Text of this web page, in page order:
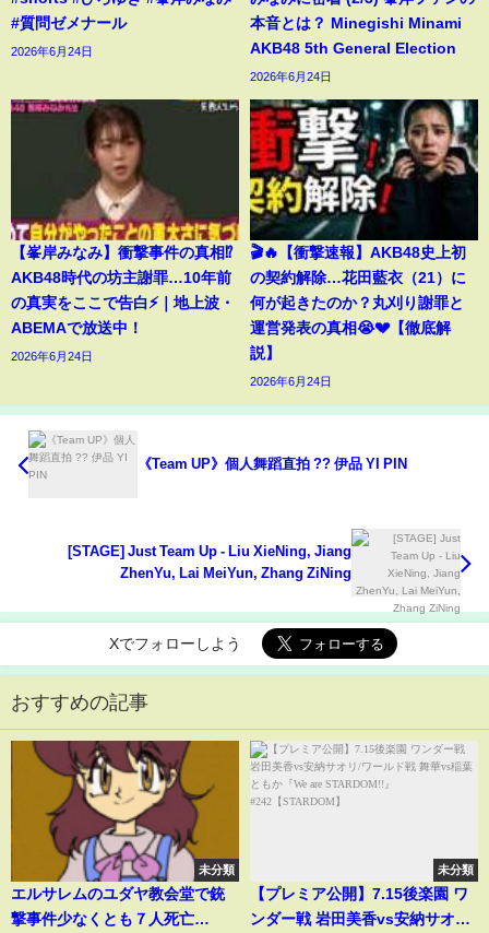
#質問ゼメナール
2026年6月24日
本音とは？ Minegishi Minami
AKB48 5th General Election
2026年6月24日
【峯岸みなみ】衝撃事件の真相⁉️
AKB48時代の坊主謝罪…10年前
の真実をここで告白⚡️｜地上波・
ABEMAで放送中！
2026年6月24日
🎬🔥【衝撃速報】AKB48史上初
の契約解除…花田藍衣（21）に
何が起きたのか？丸刈り謝罪と
運営発表の真相😭💔【徹底解
説】
2026年6月24日
《Team UP》個人舞蹈直拍 ?? 伊品 YI PIN
[STAGE] Just Team Up - Liu XieNing, Jiang
ZhenYu, Lai MeiYun, Zhang ZiNing
Xでフォローしよう
おすすめの記事
未分類
エルサレムのユダヤ教会堂で銃
撃事件少なくとも７人死亡
未分類
【プレミア公開】7.15後楽園 ワ
ンダー戦 岩田美香vs安納サオリ/